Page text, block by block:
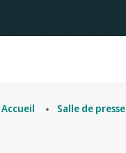
Accueil Salle de presse